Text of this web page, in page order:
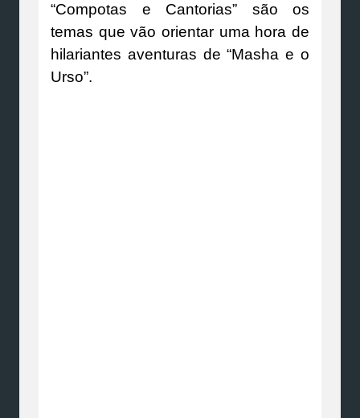
“Compotas e Cantorias” são os
temas que vão orientar uma hora de
hilariantes aventuras de “Masha e o
Urso”.